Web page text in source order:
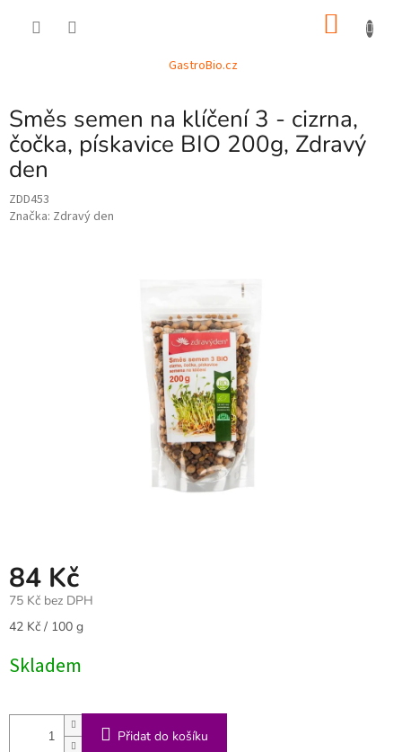
GastroBio.cz
Směs semen na klíčení 3 - cizrna,
čočka, pískavice BIO 200g, Zdravý
den
ZDD453
Značka: Zdravý den
84 Kč
75 Kč bez DPH
Měrná
42 Kč / 100 g
Skladem
Přidat do košíku